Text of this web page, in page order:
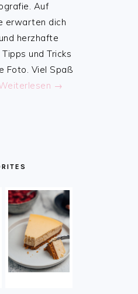
Auf
erwarten dich
herzhafte
und Tricks
Foto. Viel Spaß
→